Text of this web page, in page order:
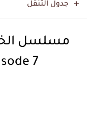
جدول التنقل
7